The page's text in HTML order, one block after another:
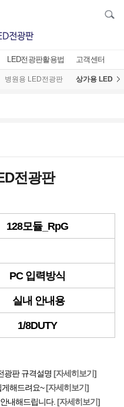
LED전광판활용법 고객센터
병원용 LED전광판 상가용 LED전
전광판
128모듈_RpG
PC 입력방식
실내 안내용
1/8DUTY
광판 규격설명 [자세히보기]
해드려요~[자세히보기]
내해드립니다. [자세히보기]